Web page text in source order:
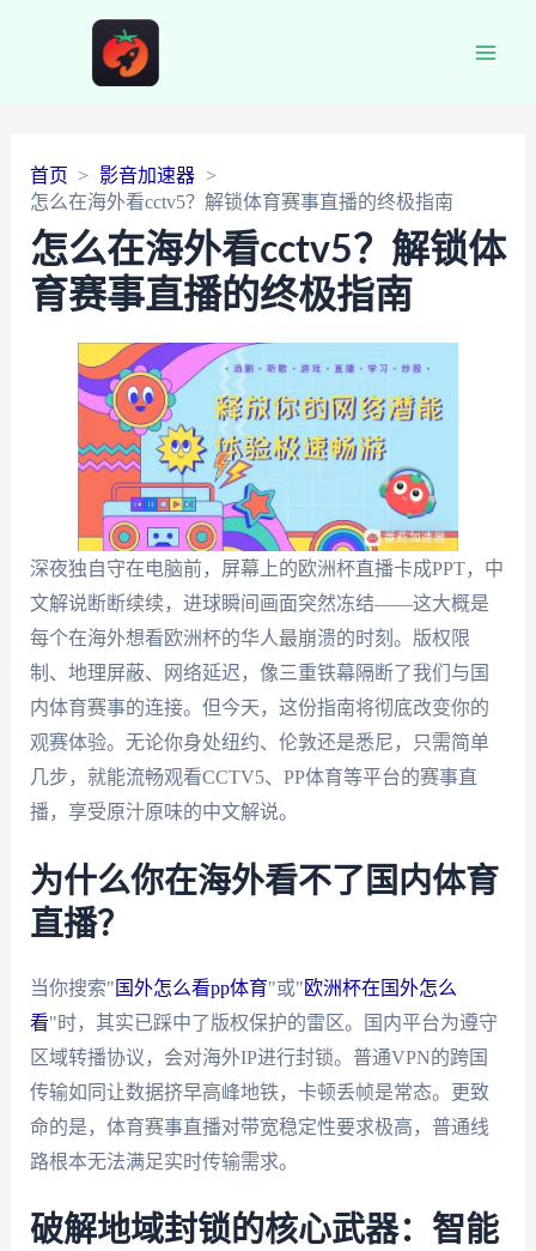
首页
影音加速器
怎么在海外看cctv5？解锁体育赛事直播的终极指南
怎么在海外看cctv5？解锁体
育赛事直播的终极指南
深夜独自守在电脑前，屏幕上的欧洲杯直播卡成PPT，中
文解说断断续续，进球瞬间画面突然冻结——这大概是
每个在海外想看欧洲杯的华人最崩溃的时刻。版权限
制、地理屏蔽、网络延迟，像三重铁幕隔断了我们与国
内体育赛事的连接。但今天，这份指南将彻底改变你的
观赛体验。无论你身处纽约、伦敦还是悉尼，只需简单
几步，就能流畅观看CCTV5、PP体育等平台的赛事直
播，享受原汁原味的中文解说。
为什么你在海外看不了国内体育
直播？
当你搜索" 国外怎么看pp体育"或"欧洲杯在国外怎么
看"时，其实已踩中了版权保护的雷区。国内平台为遵守
区域转播协议，会对海外IP进行封锁。普通VPN的跨国
传输如同让数据挤早高峰地铁，卡顿丢帧是常态。更致
命的是，体育赛事直播对带宽稳定性要求极高，普通线
路根本无法满足实时传输需求。
破解地域封锁的核心武器：智能